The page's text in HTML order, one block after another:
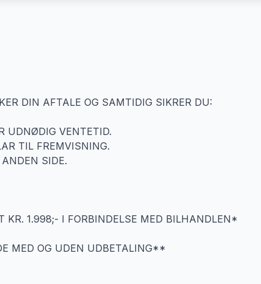
DIN AFTALE OG SAMTIDIG SIKRER DU:
UDNØDIG VENTETID.
TIL FREMVISNING.
SIDE.
1.998;- I FORBINDELSE MED BILHANDLEN*
MED OG UDEN UDBETALING**